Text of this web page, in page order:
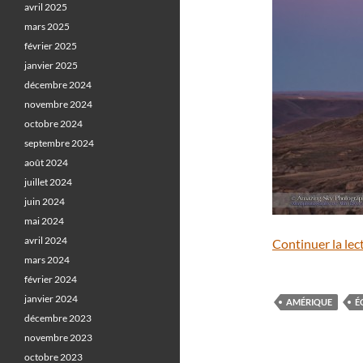
Continuer la
AMÉRIQUE
avril 2025
mars 2025
février 2025
janvier 2025
décembre 2024
novembre 2024
octobre 2024
septembre 2024
août 2024
juillet 2024
juin 2024
mai 2024
avril 2024
mars 2024
février 2024
janvier 2024
décembre 2023
novembre 2023
octobre 2023